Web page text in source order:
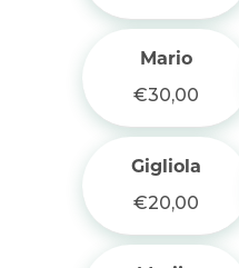
Mario
€30,00
Gigliola
€20,00